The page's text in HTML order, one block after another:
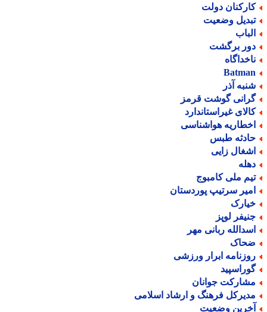
دولت
وضعیت
برگشت
آذر
گوشت قرمز
غیراستاندارد
هواشناسی
طبس
زایی
ملی کامبوج
سرتیپ پوردستان
لوپز
ربانی مهر
ابرار ورزشی
جوانان
فرهنگ و ارشاد اسلامی
وضعیت